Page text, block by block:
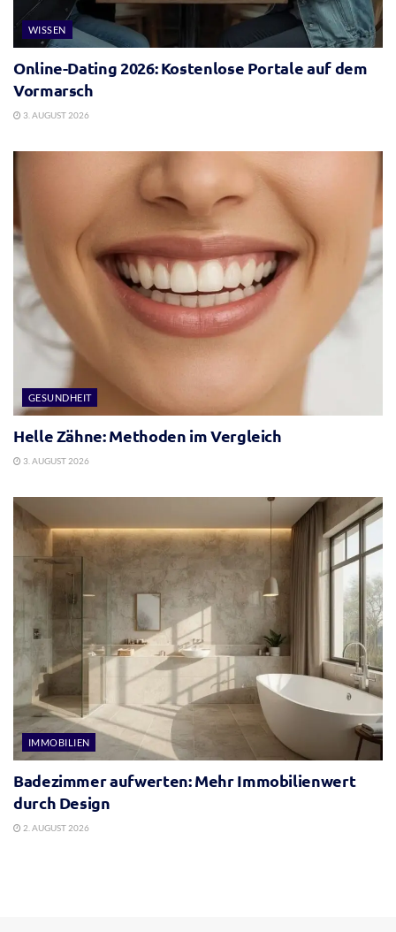
WISSEN
Online-Dating 2026: Kostenlose Portale auf dem
Vormarsch
3. AUGUST 2026
GESUNDHEIT
Helle Zähne: Methoden im Vergleich
3. AUGUST 2026
IMMOBILIEN
Badezimmer aufwerten: Mehr Immobilienwert
durch Design
2. AUGUST 2026